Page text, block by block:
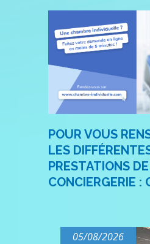
POUR VOUS
LES
PRESTATIONS
CONCIERGERIE :
05/08/2026